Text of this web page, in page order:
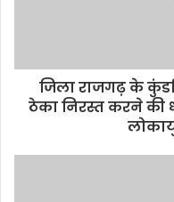
जिला राजगढ़ के
ठेका निरस्त करने की